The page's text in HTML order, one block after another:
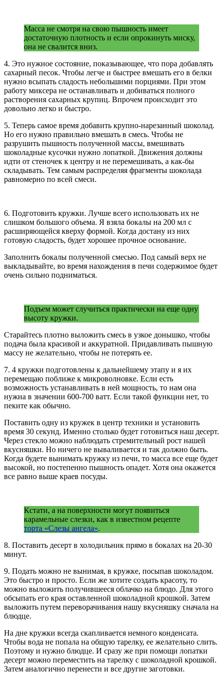
Масса не смотря на свою пышность имеет
достаточную плотность и если опрокинуть миску,
она не свалится вниз.
4. Это нужное состояние, показывающее, что пора добавлять
сахарный песок. Чтобы легче и быстрее вмешать его в белки
нужно всыпать сладость небольшими порциями. При этом
работу миксера не останавливать и добиваться полного
растворения сахарных крупиц. Впрочем происходит это
довольно легко и быстро.
5. Теперь самое время добавить крупно-нарезанный шоколад.
Но его нужно правильно вмешать в смесь. Чтобы не
разрушить пышность полученной массы, вмешивать
шоколадные кусочки нужно лопаткой. Движения должны
идти от стеночек к центру и не перемешивать, а как-бы
складывать. Тем самым распределяя фрагменты шоколада
равномерно по всей смеси.
6. Подготовить кружки. Лучше всего использовать их не
слишком большого объема. Я взяла бокалы на 200 мл с
расширяющейся кверху формой. Когда достану из них
готовую сладость, будет хорошее прочное основание.
Заполнить бокалы полученной смесью. Под самый верх не
выкладывайте, во время нахождения в печи содержимое будет
очень сильно подниматься.
Подъем может случиться практически на еще одну
высоту кружки.
Старайтесь плотно выложить смесь в узкое донышко, чтобы
подача была красивой и аккуратной. Придавливать пышную
массу не желательно, чтобы не потерять ее.
7. 4 кружки подготовлены к дальнейшему этапу и я их
перемещаю поближе к микроволновке. Если есть
возможность устанавливать в ней мощность, то нам она
нужна в значении 600-700 ватт. Если такой функции нет, то
пеките как обычно.
Поставить одну из кружек в центр техники и установить
время 30 секунд. Именно столько будет готовиться наш десерт.
Через стекло можно наблюдать стремительный рост нашей
вкусняшки. Но ничего не вываливается и так должно быть.
Когда будете вынимать кружку из печи, то масса все еще будет
высокой, но постепенно пышность опадет. Хотя она окажется
все равно выше краев посуды.
Кстати, а на поверхности могут появиться
карамельные слезки, как в известном рецепте
торта «Слезы ангела».
8. Поставить десерт в холодильник прямо в бокалах на 20-30
минут.
9. Подать можно не вынимая, в кружке, посыпав шоколадом.
Это быстро и просто. Если же хотите создать красоту, то
можно выложить получившееся облачко на блюдо. Для этого
обсыпать его края оставленной шоколадной крошкой. Затем
выложить путем переворачивания нашу вкусняшку сначала на
блюдце.
На дне кружки всегда скапливается немного конденсата.
Чтобы вода не попала на общую тарелку, ее желательно слить.
Поэтому и нужно блюдце. И сразу же при помощи лопатки
десерт можно переместить на тарелку с шоколадной крошкой.
Затем аналогично перенести и все другие заготовки.